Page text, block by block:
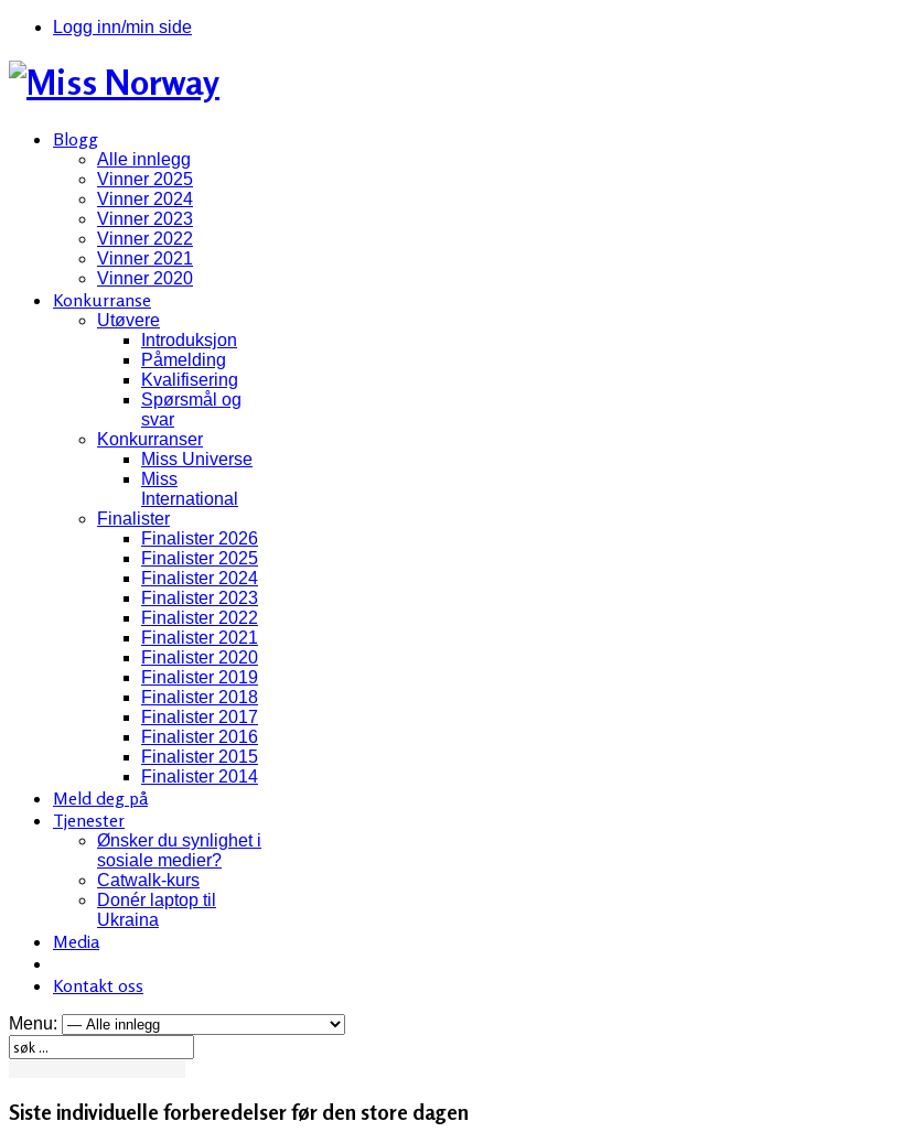
Logg inn/min side
Blogg
Alle innlegg
Vinner 2025
Vinner 2024
Vinner 2023
Vinner 2022
Vinner 2021
Vinner 2020
Konkurranse
Utøvere
Introduksjon
Påmelding
Kvalifisering
Spørsmål og
svar
Konkurranser
Miss Universe
Miss
International
Finalister
Finalister 2026
Finalister 2025
Finalister 2024
Finalister 2023
Finalister 2022
Finalister 2021
Finalister 2020
Finalister 2019
Finalister 2018
Finalister 2017
Finalister 2016
Finalister 2015
Finalister 2014
Meld deg på
Tjenester
Ønsker du synlighet i
sosiale medier?
Catwalk-kurs
Donér laptop til
Ukraina
Media
Kontakt oss
Menu:
Siste individuelle forberedelser før den store dagen